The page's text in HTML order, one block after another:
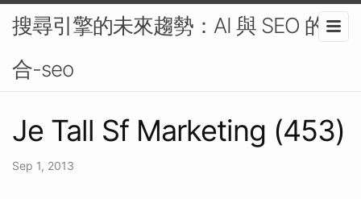
搜尋引擎的未來趨勢：AI 與 SEO 的結
合-seo
Je Tall Sf Marketing (453)
Sep 1, 2013